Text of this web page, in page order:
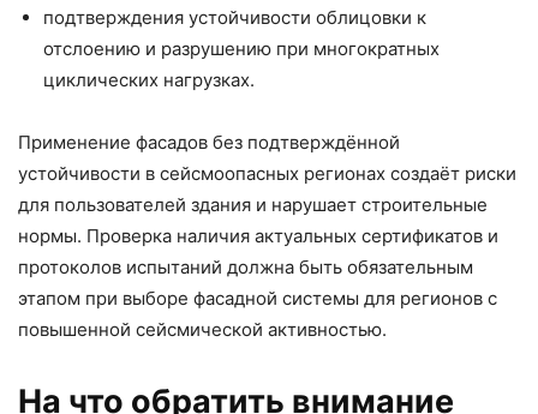
подтверждения устойчивости облицовки к
отслоению и разрушению при многократных
циклических нагрузках.
Применение фасадов без подтверждённой
устойчивости в сейсмоопасных регионах создаёт риски
для пользователей здания и нарушает строительные
нормы. Проверка наличия актуальных сертификатов и
протоколов испытаний должна быть обязательным
этапом при выборе фасадной системы для регионов с
повышенной сейсмической активностью.
На что обратить внимание